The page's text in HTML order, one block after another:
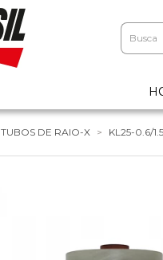
TUBOS DE RAIO-X KL25-0.6/